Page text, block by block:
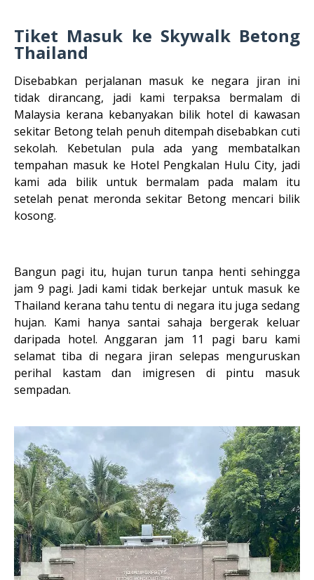
Tiket Masuk ke Skywalk Betong
Thailand
Disebabkan perjalanan masuk ke negara jiran ini
tidak dirancang, jadi kami terpaksa bermalam di
Malaysia kerana kebanyakan bilik hotel di kawasan
sekitar Betong telah penuh ditempah disebabkan cuti
sekolah. Kebetulan pula ada yang membatalkan
tempahan masuk ke Hotel Pengkalan Hulu City, jadi
kami ada bilik untuk bermalam pada malam itu
setelah penat meronda sekitar Betong mencari bilik
kosong.
Bangun pagi itu, hujan turun tanpa henti sehingga
jam 9 pagi. Jadi kami tidak berkejar untuk masuk ke
Thailand kerana tahu tentu di negara itu juga sedang
hujan. Kami hanya santai sahaja bergerak keluar
daripada hotel. Anggaran jam 11 pagi baru kami
selamat tiba di negara jiran selepas menguruskan
perihal kastam dan imigresen di pintu masuk
sempadan.